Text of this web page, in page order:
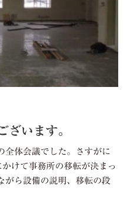
ざいます。
全体会議でした。さすがに
けて事務所の移転が決まっ
がら設備の説明、移転の段